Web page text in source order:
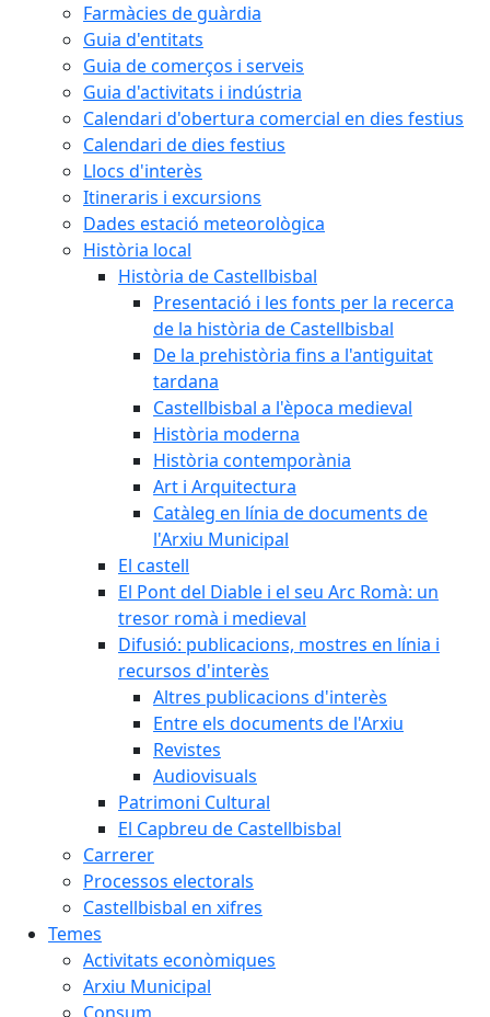
Farmàcies de guàrdia
Guia d'entitats
Guia de comerços i serveis
Guia d'activitats i indústria
Calendari d'obertura comercial en dies festius
Calendari de dies festius
Llocs d'interès
Itineraris i excursions
Dades estació meteorològica
Història local
Història de Castellbisbal
Presentació i les fonts per la recerca
de la història de Castellbisbal
De la prehistòria fins a l'antiguitat
tardana
Castellbisbal a l'època medieval
Història moderna
Història contemporània
Art i Arquitectura
Catàleg en línia de documents de
l'Arxiu Municipal
El castell
El Pont del Diable i el seu Arc Romà: un
tresor romà i medieval
Difusió: publicacions, mostres en línia i
recursos d'interès
Altres publicacions d'interès
Entre els documents de l'Arxiu
Revistes
Audiovisuals
Patrimoni Cultural
El Capbreu de Castellbisbal
Carrerer
Processos electorals
Castellbisbal en xifres
Temes
Activitats econòmiques
Arxiu Municipal